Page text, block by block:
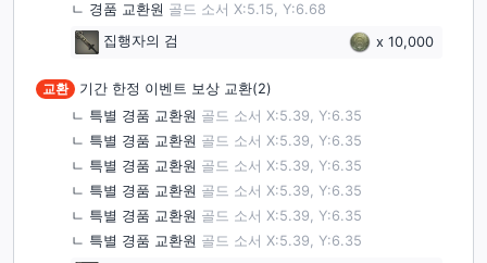
ㄴ 경품 교환원 골드 소서 X:5.15, Y:6.68
집행자의 검
x 10,000
교환
기간 한정 이벤트 보상 교환(2)
ㄴ 특별 경품 교환원 골드 소서 X:5.39, Y:6.35
ㄴ 특별 경품 교환원 골드 소서 X:5.39, Y:6.35
ㄴ 특별 경품 교환원 골드 소서 X:5.39, Y:6.35
ㄴ 특별 경품 교환원 골드 소서 X:5.39, Y:6.35
ㄴ 특별 경품 교환원 골드 소서 X:5.39, Y:6.35
ㄴ 특별 경품 교환원 골드 소서 X:5.39, Y:6.35